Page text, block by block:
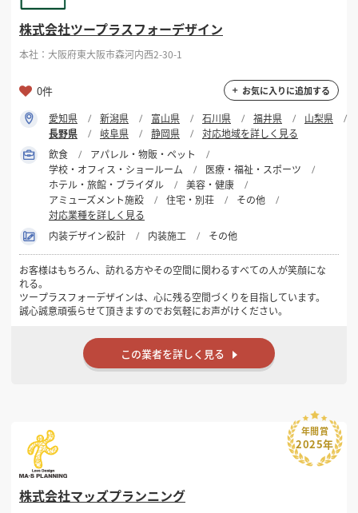
店舗開業・改装を
フリーワード
検索する
株式会社ツープラスフォーデザイン
本社：大阪府東大阪市森河内西2-30-1
0件 お気に入りに追加する
愛知県 新潟県 富山県 石川県 福井県
山梨県
長野県
岐阜県 静岡県
対応地域を詳しく見る
飲食
アパレル・物販・ペット
学校・オフィス・ショールーム
医療・福祉・スポーツ
ホテル・旅館・ブライダル
美容・健康
アミューズメント施設
住宅・別荘
その他
対応業種を詳しく見る
内装デザイン設計
内装施工 その他
お客様はもちろん、訪れる方やその空間に関わるすべての人が笑顔にな
れる。
ツープラスフォーデザインは、心に残る空間づくりを目指しています。
誠心誠意頑張らせて頂きますのでお気軽にお声がけください。
この業者を詳しく見る
株式会社マッズプランニング
年間賞
2025年